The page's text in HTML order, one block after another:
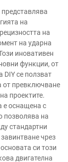
на
на
на ударна
иновативен
функции, от
DIY се ползват
от превключване
проектите.
е оснащена с
позволява на
стандартни
чрез
си този
двигателна